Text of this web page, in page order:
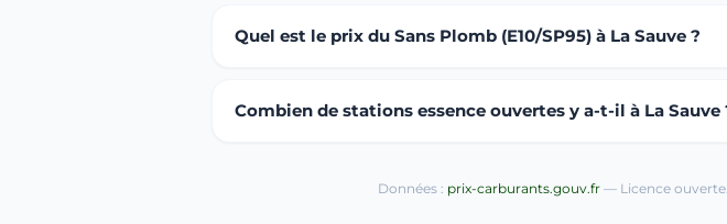
Quel est le prix du Sans Plomb (E10/SP95) à La Sauve ?
Combien de stations essence ouvertes y a-t-il à La Sauve
Données : prix-carburants.gouv.fr — Licence